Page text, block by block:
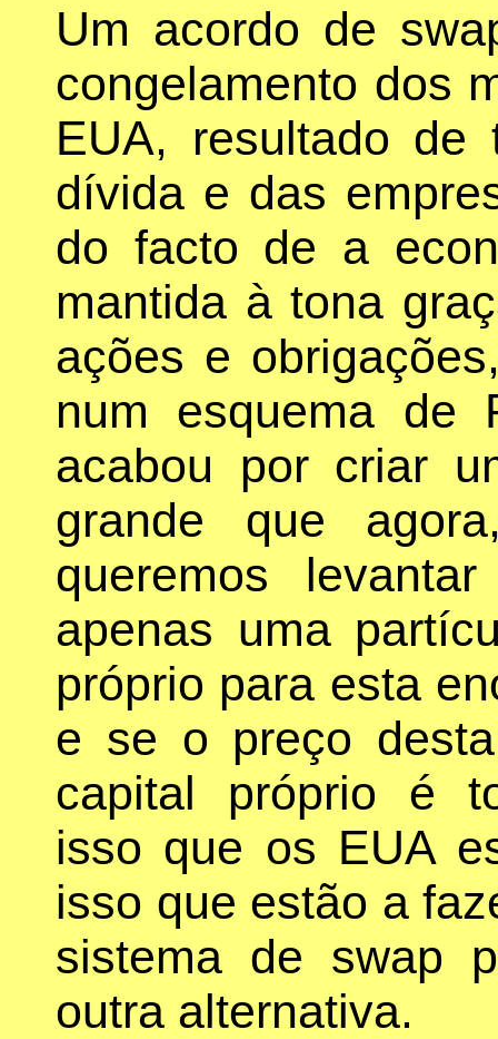
Um acordo de
congelamento dos
EUA, resultado de
dívida e das
do facto de a
mantida à tona
ações e
num esquema de
acabou por criar
grande que
queremos
apenas uma
próprio para esta
e se o preço
capital próprio é
isso que os EUA
isso que estão a
sistema de swap
outra alternativa.